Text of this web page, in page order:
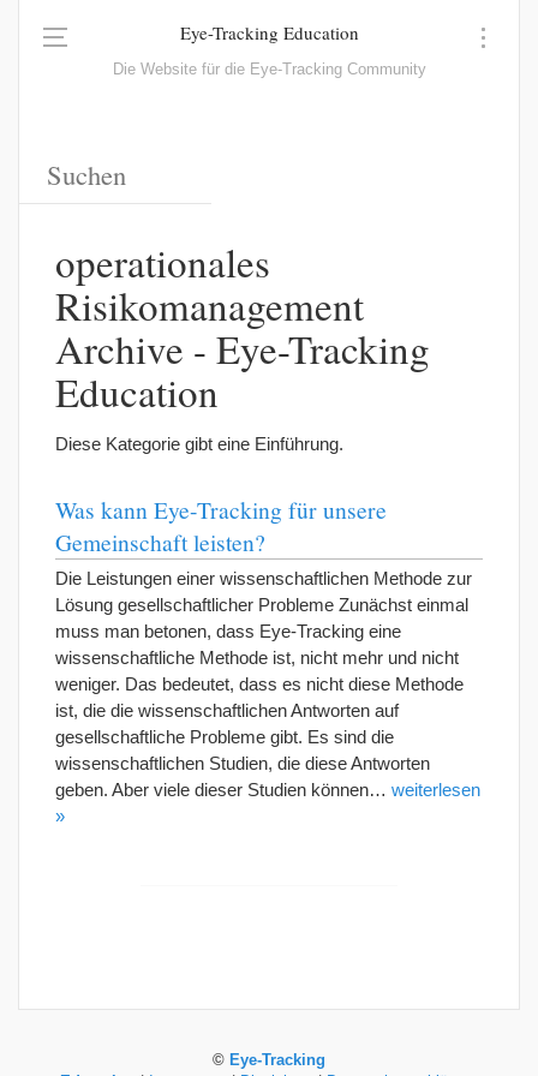
Eye-Tracking Education
Die Website für die Eye-Tracking Community
operationales
Risikomanagement
Archive - Eye-Tracking
Education
Diese Kategorie gibt eine Einführung.
Was kann Eye-Tracking für unsere
Gemeinschaft leisten?
Die Leistungen einer wissenschaftlichen Methode zur
Lösung gesellschaftlicher Probleme Zunächst einmal
muss man betonen, dass Eye-Tracking eine
wissenschaftliche Methode ist, nicht mehr und nicht
weniger. Das bedeutet, dass es nicht diese Methode
ist, die die wissenschaftlichen Antworten auf
gesellschaftliche Probleme gibt. Es sind die
wissenschaftlichen Studien, die diese Antworten
geben. Aber viele dieser Studien können… weiterlesen
»
© Eye-Tracking